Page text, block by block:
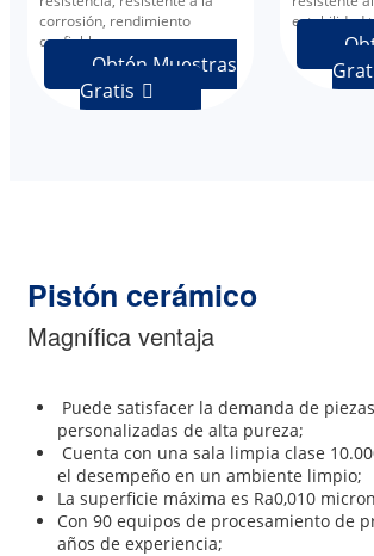
corrosión, rendimiento
confiable.
Obtén Muestras
Gratis 
estabilidad
Pistón cerámico
Magnífica ventaja
Puede satisfacer la demanda de
personalizadas de alta pureza;
Cuenta con una sala limpia clase
el desempeño en un ambiente limpio;
La superficie máxima es Ra0,010
Con 90 equipos de procesamiento de
años de experiencia;